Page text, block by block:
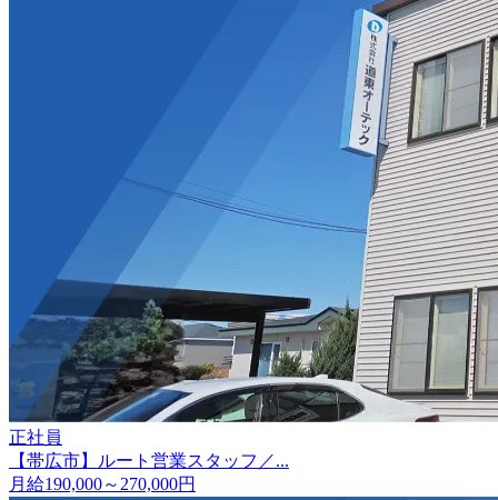
正社員
【帯広市】ルート営業スタッフ／...
月給190,000～270,000円